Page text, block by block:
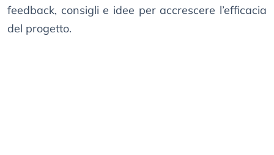
feedback, consigli e idee per accrescere l’efficacia
del progetto.